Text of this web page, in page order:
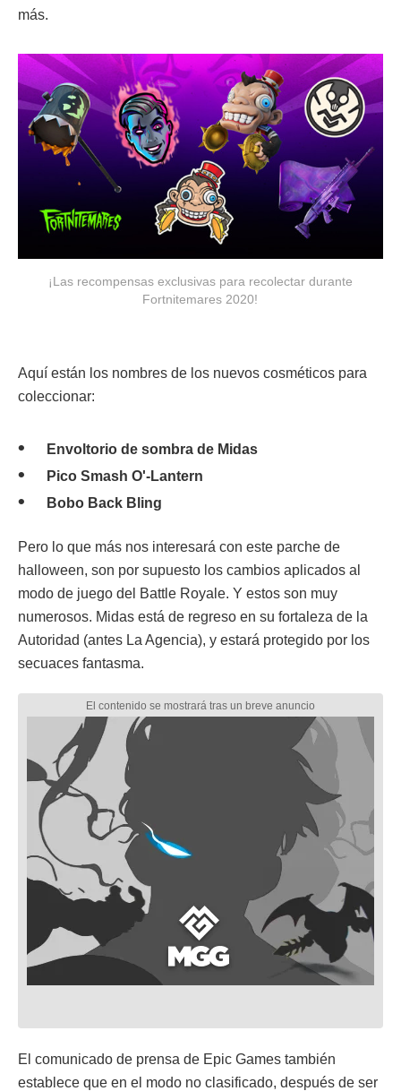
más.
¡Las recompensas exclusivas para recolectar durante
Fortnitemares 2020!
Aquí están los nombres de los nuevos cosméticos para
coleccionar:
Envoltorio de sombra de Midas
Pico Smash O'-Lantern
Bobo Back Bling
Pero lo que más nos interesará con este parche de
halloween, son por supuesto los cambios aplicados al
modo de juego del Battle Royale. Y estos son muy
numerosos. Midas está de regreso en su fortaleza de la
Autoridad (antes La Agencia), y estará protegido por los
secuaces fantasma.
El comunicado de prensa de Epic Games también
establece que en el modo no clasificado, después de ser